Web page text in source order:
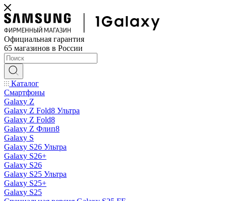
Официальная гарантия
65 магазинов в России
Каталог
Смартфоны
Galaxy Z
Galaxy Z Fold8 Ультра
Galaxy Z Fold8
Galaxy Z Флип8
Galaxy S
Galaxy S26 Ультра
Galaxy S26+
Galaxy S26
Galaxy S25 Ультра
Galaxy S25+
Galaxy S25